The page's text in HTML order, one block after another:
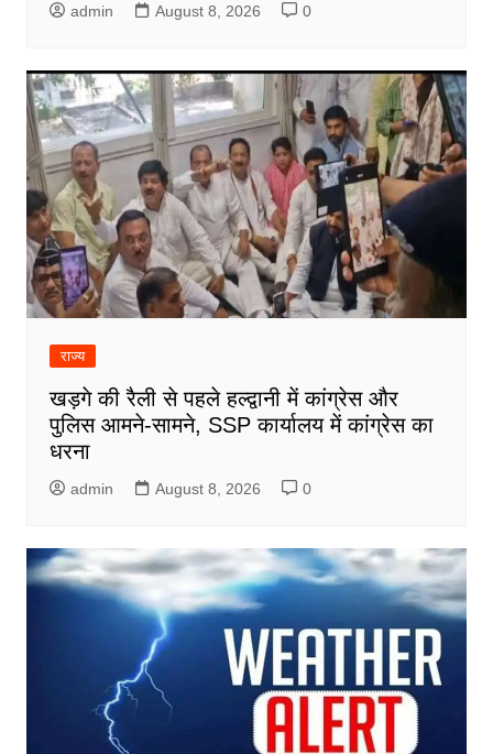
admin August 8, 2026 0
राज्य
खड़गे की रैली से पहले हल्द्वानी में कांग्रेस और
पुलिस आमने-सामने, SSP कार्यालय में कांग्रेस का
धरना
admin August 8, 2026 0